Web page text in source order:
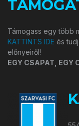
Támogass egy több
KATTINTS IDE és
előnyeiről!
EGY CSAPAT, EGY